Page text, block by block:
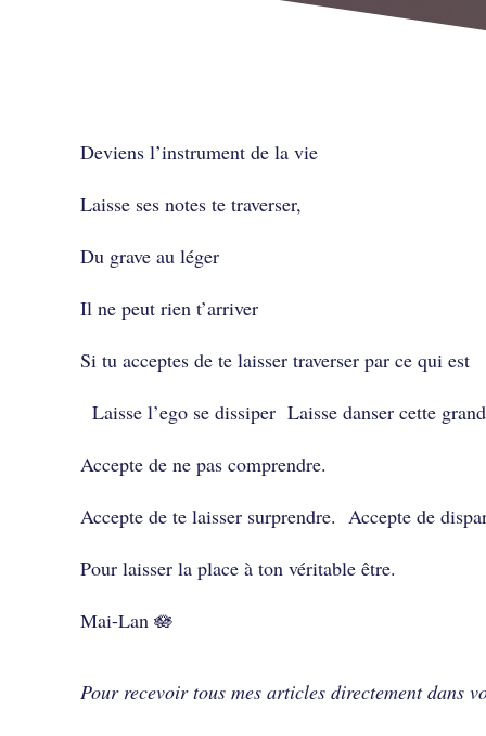
Deviens l’instrument de la vie
Laisse ses notes te traverser,
Du grave au léger
Il ne peut rien t’arriver
Si tu acceptes de te laisser traverser par ce qui est
Laisse l’ego se dissiper Laisse danser cette
Accepte de ne pas comprendre.
Accepte de te laisser surprendre. Accepte de
Pour laisser la place à ton véritable être.
Mai-Lan 🪷
Pour recevoir tous mes articles directement dans